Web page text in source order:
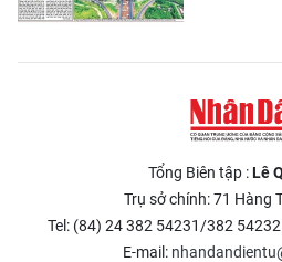
Media Y tế
Media Khoa học - Công nghệ
Infographic
Tổng Biên tập :Lê
Trụ sở chính: 71 Hàng
Tel: (84) 24 382 54231/382
E-mail: